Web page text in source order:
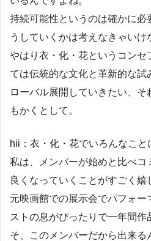
持続可能性というのは確かに
うしていくかは考えなきゃいけ
やはり衣・化・花というコンセ
ては伝統的な文化と革新的な
ローバル展開していきたい、そ
もかくとして。
hii：衣・化・花でいろんなこと
私は、メンバーが始めと比べコ
良くなっていくことがすごく嬉
元映画館での展示会でパフォー
ストの息がぴったりで一年間作
そ、このメンバーだから出来る